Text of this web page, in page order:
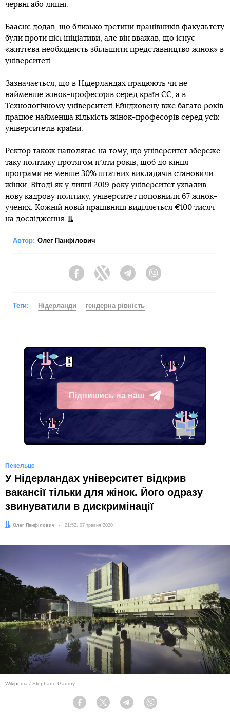
червні або липні.
Бааєнс додав, що близько третини працівників факультету
були проти цієї ініціативи, але він вважав, що існує
«життєва необхідність збільшити представництво жінок» в
університеті.
Зазначається, що в Нідерландах працюють чи не
найменше жінок-професорів серед країн ЄС, а в
Технологічному університеті Ейндховену вже багато років
працює найменша кількість жінок-професорів серед усіх
університетів країни.
Ректор також наполягає на тому, що університет збереже
таку політику протягом пʼяти років, щоб до кінця
програми не менше 30% штатних викладачів становили
жінки. Вітоді як у липні 2019 року університет ухвалив
нову кадрову політику, університет поповнили 67 жінок-
учених. Кожній новій працівниці виділяється €100 тисяч
на дослідження.
Автор: Олег Панфілович
FacebookTwitter Telegram
Теги: Нідерланди гендерна рівність
Підпишись на наш
Telegram
Пекельце
У Нідерландах університет відкрив
вакансії тільки для жінок. Його одразу
звинуватили в дискримінації
Автор:
Олег Панфілович Дата:
21:52, 07 травня 2020
Wikipedia / Stephane Gaudry
Facebook Twitter Telegram